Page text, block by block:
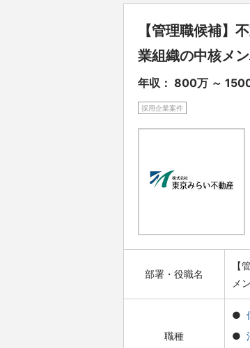
【管理職候補】
業組織の中核メ
年収： 800万 ～
採用企業案件
部署・役職名
【
メ
職種